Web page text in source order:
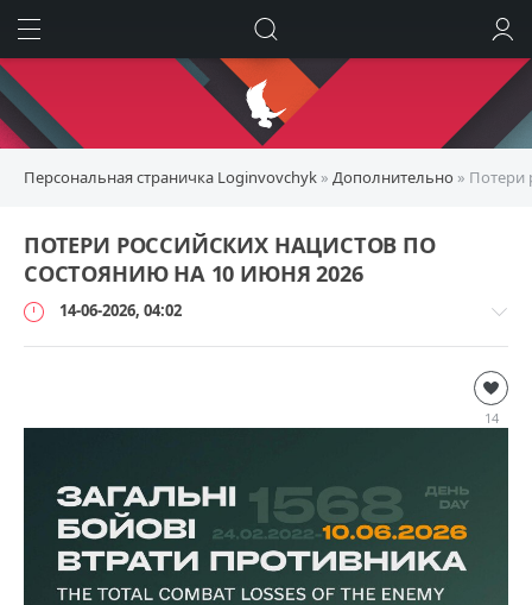
Персональная страничка Loginvovchyk » Дополнительно » Потери
ПОТЕРИ РОССИЙСКИХ НАЦИСТОВ ПО
СОСТОЯНИЮ НА 10 ИЮНЯ 2026
14-06-2026, 04:02
14